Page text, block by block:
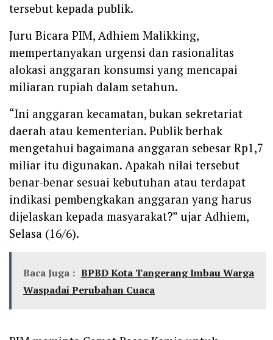
tersebut kepada publik.
Juru Bicara PIM, Adhiem Malikking,
mempertanyakan urgensi dan rasionalitas
alokasi anggaran konsumsi yang mencapai
miliaran rupiah dalam setahun.
“Ini anggaran kecamatan, bukan sekretariat
daerah atau kementerian. Publik berhak
mengetahui bagaimana anggaran sebesar Rp1,7
miliar itu digunakan. Apakah nilai tersebut
benar-benar sesuai kebutuhan atau terdapat
indikasi pembengkakan anggaran yang harus
dijelaskan kepada masyarakat?” ujar Adhiem,
Selasa (16/6).
Baca Juga : BPBD Kota Tangerang Imbau Warga
Waspadai Perubahan Cuaca